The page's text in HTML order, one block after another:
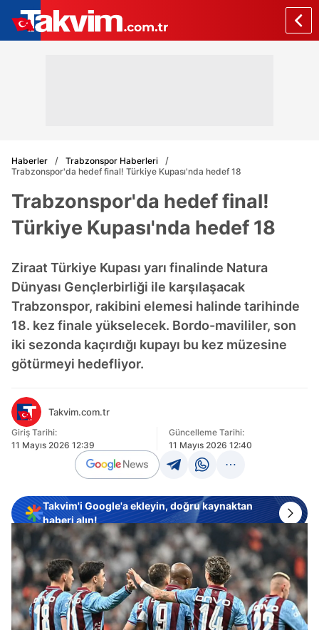
Haberler
Trabzonspor Haberleri
Trabzonspor'da hedef final! Türkiye Kupası'nda hedef 18
Trabzonspor'da hedef final!
Türkiye Kupası'nda hedef 18
Ziraat Türkiye Kupası yarı finalinde Natura
Dünyası Gençlerbirliği ile karşılaşacak
Trabzonspor, rakibini elemesi halinde tarihinde
18. kez finale yükselecek. Bordo-mavililer, son
iki sezonda kaçırdığı kupayı bu kez müzesine
götürmeyi hedefliyor.
Takvim.com.tr
Giriş Tarihi:
11 Mayıs 2026 12:39
Güncelleme Tarihi:
11 Mayıs 2026 12:40
Takvim'i Google'a ekleyin, doğru kaynaktan
haberi alın!